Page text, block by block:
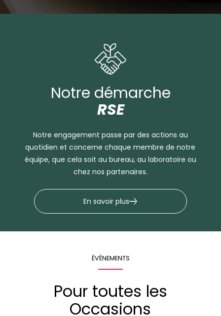
Notre démarche
RSE
Notre engagement passe par des actions au
quotidien et concerne chaque membre de notre
équipe, que cela soit au bureau, au laboratoire ou
chez nos partenaires.
En savoir plus
ÉVÈNEMENTS
Pour toutes les
Occasions